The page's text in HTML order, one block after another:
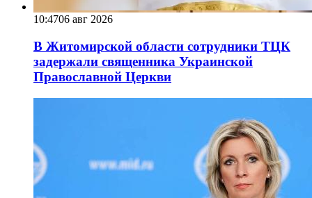
10:4706 авг 2026
В Житомирской области сотрудники ТЦК
задержали священника Украинской
Православной Церкви